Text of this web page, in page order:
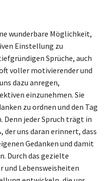
wunderbare Möglichkeit,
Einstellung zu
Sprüche, auch
voller motivierender und
dazu anregen,
einzunehmen. Sie
zu ordnen und den Tag
Denn jeder Spruch trägt in
uns daran erinnert, dass
Gedanken und damit
Durch das gezielte
und Lebensweisheiten